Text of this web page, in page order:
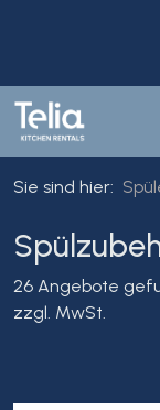
Sie sind hier:
26 Angebote
zzgl. MwSt.